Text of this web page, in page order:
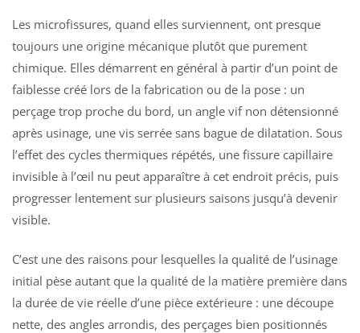
Les microfissures, quand elles surviennent, ont presque
toujours une origine mécanique plutôt que purement
chimique. Elles démarrent en général à partir d’un point de
faiblesse créé lors de la fabrication ou de la pose : un
perçage trop proche du bord, un angle vif non détensionné
après usinage, une vis serrée sans bague de dilatation. Sous
l’effet des cycles thermiques répétés, une fissure capillaire
invisible à l’œil nu peut apparaître à cet endroit précis, puis
progresser lentement sur plusieurs saisons jusqu’à devenir
visible.
C’est une des raisons pour lesquelles la qualité de l’usinage
initial pèse autant que la qualité de la matière première dans
la durée de vie réelle d’une pièce extérieure : une découpe
nette, des angles arrondis, des perçages bien positionnés